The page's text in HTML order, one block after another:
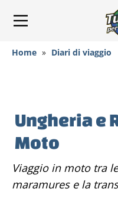
Home » Diari di viaggio
Ungheria e
Moto
Viaggio in moto tra le terme ungheresi, il
maramures e la